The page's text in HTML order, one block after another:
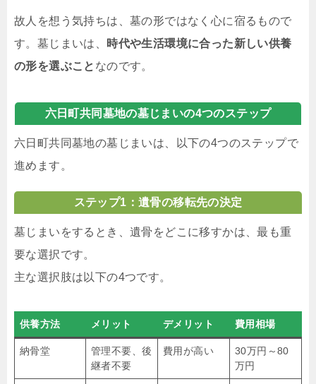
故人を想う気持ちは、墓の形ではなく心に宿るもので
す。墓じまいは、
時代や生活環境に合った新しい供養
の形を選ぶこと なのです。
六日町共同墓地の墓じまいの4つのステップ
六日町共同墓地の墓じまいは、以下の4つのステップで
進めます。
ステップ1：遺骨の移転先の決定
墓じまいをするとき、遺骨をどこに移すかは、最も重
要な選択です。
主な選択肢は以下の4つです。
供養方法 メリット デメリット 費用相場
納骨堂
管理不要、後
継者不要
費用が高い
30万円～80
万円